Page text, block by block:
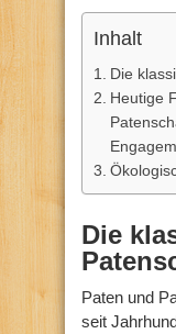
Inhalt
Die
Heutige
Die
Paten und
seit